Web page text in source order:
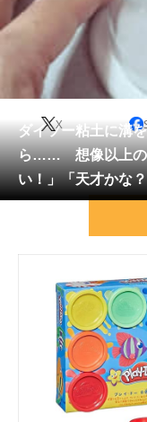
グルメ
会員記事
メディア
注目記事を集めた総
スマホと通信の最
進化するPCとデバ
好きが集まる 比べ
ビジネスと働き方の
ダイソー粘土に溝
ら…… 想像以上の
い！」「天才かな
X